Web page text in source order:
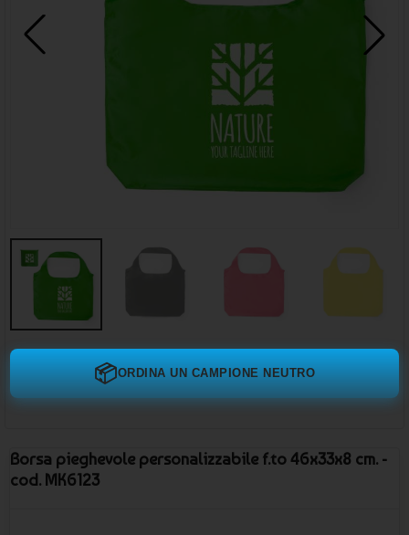
📦ORDINA UN CAMPIONE NEUTRO
Borsa pieghevole personalizzabile f.to 46x33x8 cm. -
cod. MK6123